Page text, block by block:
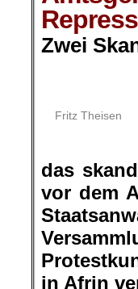
Zwei
Fritz Theisen
das
vor dem
in Afrin